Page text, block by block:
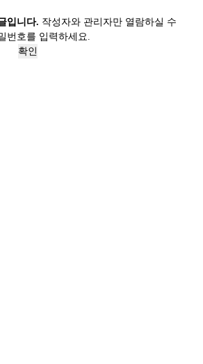
입니다. 작성자와 관리자만 열람하실 수
번호를 입력하세요.